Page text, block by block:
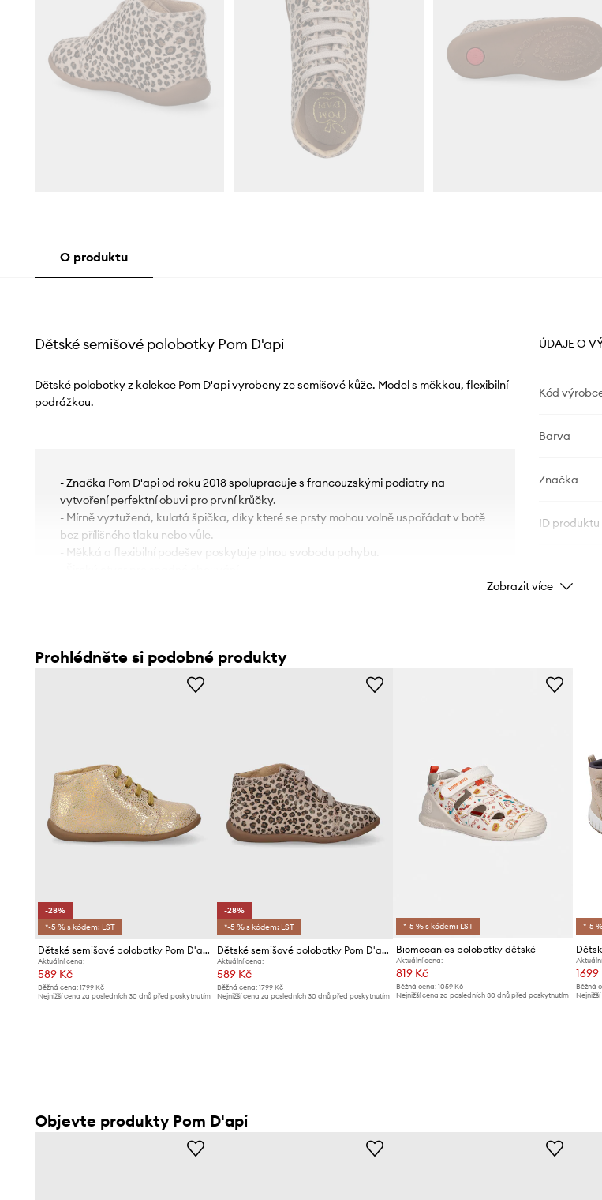
O produktu
Dětské semišové polobotky Pom D'api
Dětské polobotky z kolekce Pom D'api vyrobeny ze semišové kůže. Model s měkkou, flexibilní
podrážkou.
- Značka Pom D'api od roku 2018 spolupracuje s francouzskými podiatry na
vytvoření perfektní obuvi pro první krůčky.
- Mírně vyztužená, kulatá špička, díky které se prsty mohou volně uspořádat v botě
bez přílišného tlaku nebo vůle.
- Měkká a flexibilní podešev poskytuje plnou svobodu pohybu.
ÚDAJE O
Kód
Barva
Značka
ID produktu
Zobrazit více
Prohlédněte si podobné produkty
-28%
*-5 % s kódem: LST
Dětské semišové polobotky Pom D'api
Aktuální cena:
589 Kč
Běžná cena: 1799 Kč
Nejnižší cena za posledních 30 dnů před poskytnutím
-28%
*-5 % s kódem: LST
Dětské semišové polobotky Pom D'api
Aktuální cena:
589 Kč
Běžná cena:1799 Kč
Nejnižší cena za posledních 30 dnů před poskytnutím
*-5 % s kódem: LST
Biomecanics polobotky dětské
Aktuální cena:
819 Kč
Běžná cena: 1059 Kč
Nejnižší cena za posledních 30 dnů před poskytnutím
*-5
1699
Běžná
Objevte produkty Pom D'api